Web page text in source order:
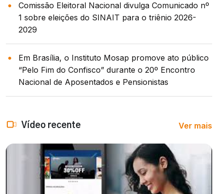
Comissão Eleitoral Nacional divulga Comunicado nº
1 sobre eleições do SINAIT para o triênio 2026-
2029
Em Brasília, o Instituto Mosap promove ato público
“Pelo Fim do Confisco” durante o 20º Encontro
Nacional de Aposentados e Pensionistas
Vídeo recente Ver mais